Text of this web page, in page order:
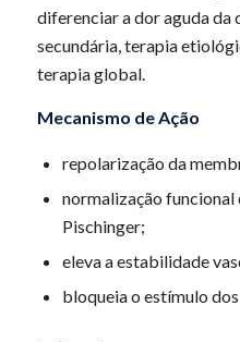
diferenciar a dor aguda da
secundária, terapia
terapia global.
Mecanismo de Ação
repolarização da
normalização funcional
Pischinger;
eleva a estabilidade
bloqueia o estímulo